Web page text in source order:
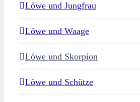
Löwe und Jungfrau
Löwe und Waage
Löwe und Skorpion
Löwe und Schütze